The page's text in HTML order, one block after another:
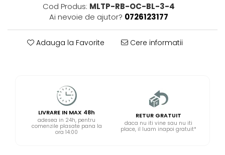
Cod Produs: MLTP-RB-OC-BL-3-4
Ai nevoie de ajutor? 0726123177
Adauga la Favorite Cere informatii
LIVRARE IN MAX 48h
adesea in 24h, pentru
comenzile plasate pana la
ora 14:00
RETUR GRATUIT
daca nu iti vine sau nu iti
place, il luam inapoi gratuit*